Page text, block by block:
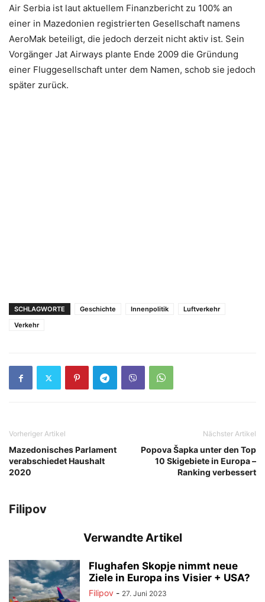
Air Serbia ist laut aktuellem Finanzbericht zu 100% an
einer in Mazedonien registrierten Gesellschaft namens
AeroMak beteiligt, die jedoch derzeit nicht aktiv ist. Sein
Vorgänger Jat Airways plante Ende 2009 die Gründung
einer Fluggesellschaft unter dem Namen, schob sie jedoch
später zurück.
SCHLAGWORTE Geschichte Innenpolitik
Luftverkehr
Verkehr
Vorheriger Artikel
Mazedonisches Parlament
verabschiedet Haushalt
2020
Nächster Artikel
Popova Šapka unter den Top
10 Skigebiete in Europa –
Ranking verbessert
Filipov
Verwandte Artikel
Flughafen Skopje nimmt neue
Ziele in Europa ins Visier + USA?
Filipov - 27. Juni 2023